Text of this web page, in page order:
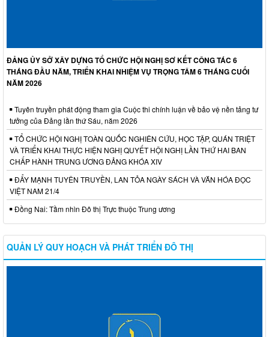
ĐẢNG ỦY SỞ XÂY DỰNG TỔ CHỨC HỘI NGHỊ SƠ KẾT CÔNG TÁC 6
THÁNG ĐẦU NĂM, TRIỂN KHAI NHIỆM VỤ TRỌNG TÂM 6 THÁNG CUỐI
NĂM 2026
Tuyên truyền phát động tham gia Cuộc thi chính luận về bảo vệ nền tảng tư
tưởng của Đảng lần thứ Sáu, năm 2026
TỔ CHỨC HỘI NGHỊ TOÀN QUỐC NGHIÊN CỨU, HỌC TẬP, QUÁN TRIỆT
VÀ TRIỂN KHAI THỰC HIỆN NGHỊ QUYẾT HỘI NGHỊ LẦN THỨ HAI BAN
CHẤP HÀNH TRUNG ƯƠNG ĐẢNG KHÓA XIV
ĐẨY MẠNH TUYÊN TRUYỀN, LAN TỎA NGÀY SÁCH VÀ VĂN HÓA ĐỌC
VIỆT NAM 21/4
Đồng Nai: Tầm nhìn Đô thị Trực thuộc Trung ương
QUẢN LÝ QUY HOẠCH VÀ PHÁT TRIỂN ĐÔ THỊ